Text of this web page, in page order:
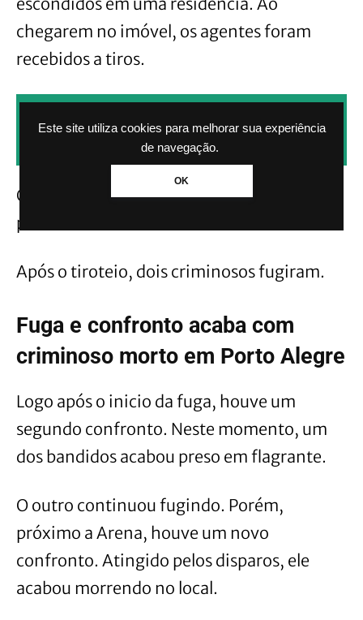
Este site utiliza cookies para melhorar sua experiência
de navegação.
OK
chegarem no imóvel, os agentes foram
recebidos a tiros.
PELO WHATSAPP SEM PAGAR NADA.
Os disparos atingiram as viaturas. Nenhum
policial ficou ferido.
Após o tiroteio, dois criminosos fugiram.
Fuga e confronto acaba com
criminoso morto em Porto Alegre
Logo após o inicio da fuga, houve um
segundo confronto. Neste momento, um
dos bandidos acabou preso em flagrante.
O outro continuou fugindo. Porém,
próximo a Arena, houve um novo
confronto. Atingido pelos disparos, ele
acabou morrendo no local.